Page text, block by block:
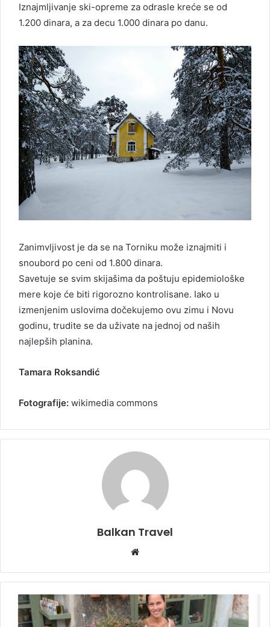
Iznajmljivanje ski-opreme za odrasle kreće se od
1.200 dinara, a za decu 1.000 dinara po danu.
Zanimvljivost je da se na Torniku može iznajmiti i
snoubord po ceni od 1.800 dinara.
Savetuje se svim skijašima da poštuju epidemiološke
mere koje će biti rigorozno kontrolisane. Iako u
izmenjenim uslovima dočekujemo ovu zimu i Novu
godinu, trudite se da uživate na jednoj od naših
najlepših planina.
Tamara Roksandić
Fotografije: wikimedia commons
Balkan Travel
b
s
i